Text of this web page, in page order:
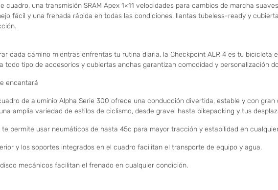
cuadro, una transmisión SRAM Apex 1×11 velocidades para cambios de marcha
fácil y una frenada rápida en todas las condiciones, llantas tubeless-ready y
cada camino mientras enfrentas tu rutina diaria, la Checkpoint ALR 4 es tu
todo tipo de accesorios y cubiertas anchas garantizan comodidad y personalización
encantará
de aluminio Alpha Serie 300 ofrece una conducción divertida, estable y con
amplia variedad de estilos de ciclismo, desde gravel hasta bikepacking y tus
te permite usar neumáticos de hasta 45c para mayor tracción y estabilidad en
y los soportes integrados en el cuadro facilitan el transporte de equipo y agua.
mecánicos facilitan el frenado en cualquier condición.